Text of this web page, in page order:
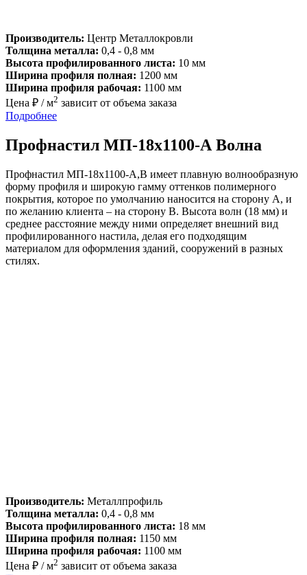
Производитель: Центр Металлокровли
Толщина металла: 0,4 - 0,8 мм
Высота профилированного листа: 10 мм
Ширина профиля полная: 1200 мм
Ширина профиля рабочая: 1100 мм
Цена ₽ / м2 зависит от объема заказа
Подробнее
Профнастил МП-18х1100-А Волна
Профнастил МП-18х1100-А,В имеет плавную волнообразную
форму профиля и широкую гамму оттенков полимерного
покрытия, которое по умолчанию наносится на сторону А, и
по желанию клиента – на сторону В. Высота волн (18 мм) и
среднее расстояние между ними определяет внешний вид
профилированного настила, делая его подходящим
материалом для оформления зданий, сооружений в разных
стилях.
Производитель: Металлпрофиль
Толщина металла: 0,4 - 0,8 мм
Высота профилированного листа: 18 мм
Ширина профиля полная: 1150 мм
Ширина профиля рабочая: 1100 мм
Цена ₽ / м2 зависит от объема заказа